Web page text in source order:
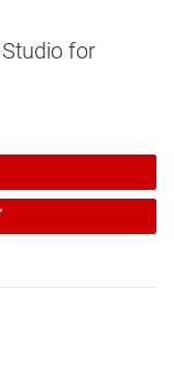
ベル シフタ (イネ
for